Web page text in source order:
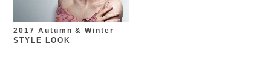
2017 Autumn & Winter
STYLE LOOK